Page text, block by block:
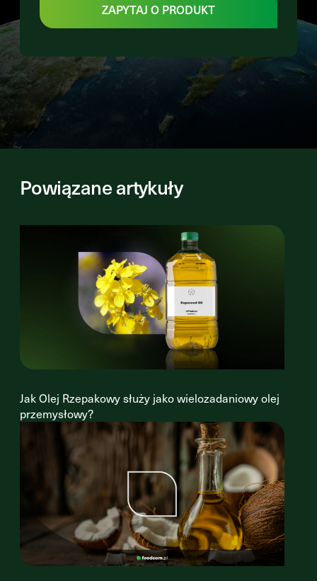
ZAPYTAJ O PRODUKT
Powiązane artykuły
Jak Olej Rzepakowy służy jako wielozadaniowy olej
przemysłowy?